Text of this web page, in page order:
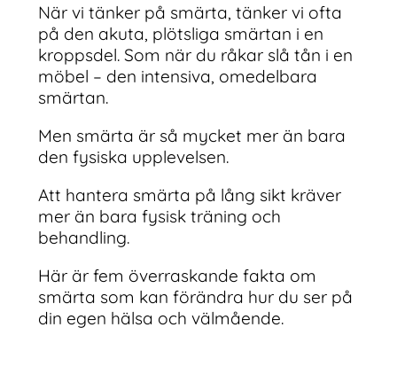
När vi tänker på smärta, tänker vi ofta
på den akuta, plötsliga smärtan i en
kroppsdel. Som när du råkar slå tån i en
möbel – den intensiva, omedelbara
smärtan.
Men smärta är så mycket mer än bara
den fysiska upplevelsen.
Att hantera smärta på lång sikt kräver
mer än bara fysisk träning och
behandling.
Här är fem överraskande fakta om
smärta som kan förändra hur du ser på
din egen hälsa och välmående.